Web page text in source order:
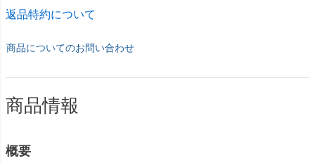
返品特約について
商品についてのお問い合わせ
商品情報
概要